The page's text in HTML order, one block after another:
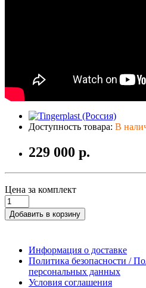
Доступность товара: В
229 000 р.
Цена за комплект
Добавить в корзину
Информация о доставке
Политика безопасности /
персональных данных
Условия соглашения